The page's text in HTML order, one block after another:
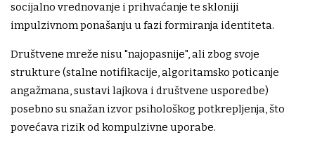
socijalno vrednovanje i prihvaćanje te skloniji
impulzivnom ponašanju u fazi formiranja identiteta.
Društvene mreže nisu "najopasnije", ali zbog svoje
strukture (stalne notifikacije, algoritamsko poticanje
angažmana, sustavi lajkova i društvene usporedbe)
posebno su snažan izvor psihološkog potkrepljenja, što
povećava rizik od kompulzivne uporabe.